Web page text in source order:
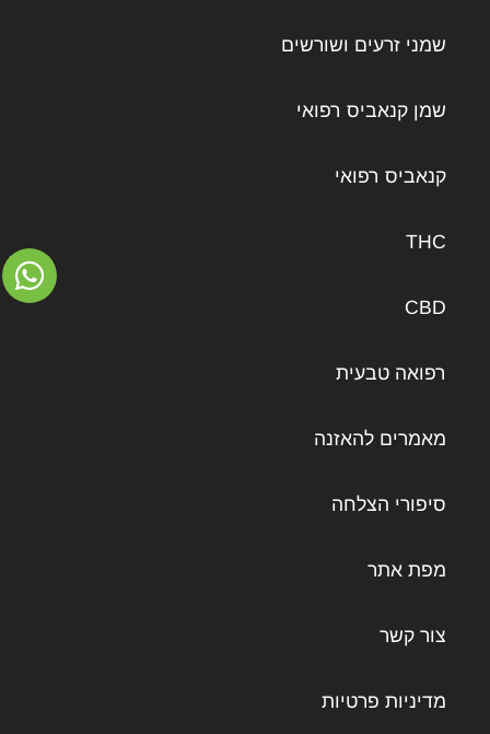
שמני זרעים ושורשים
שמן קנאביס רפואי
קנאביס רפואי
THC
CBD
רפואה טבעית
מאמרים להאזנה
סיפורי הצלחה
מפת אתר
צור קשר
מדיניות פרטיות